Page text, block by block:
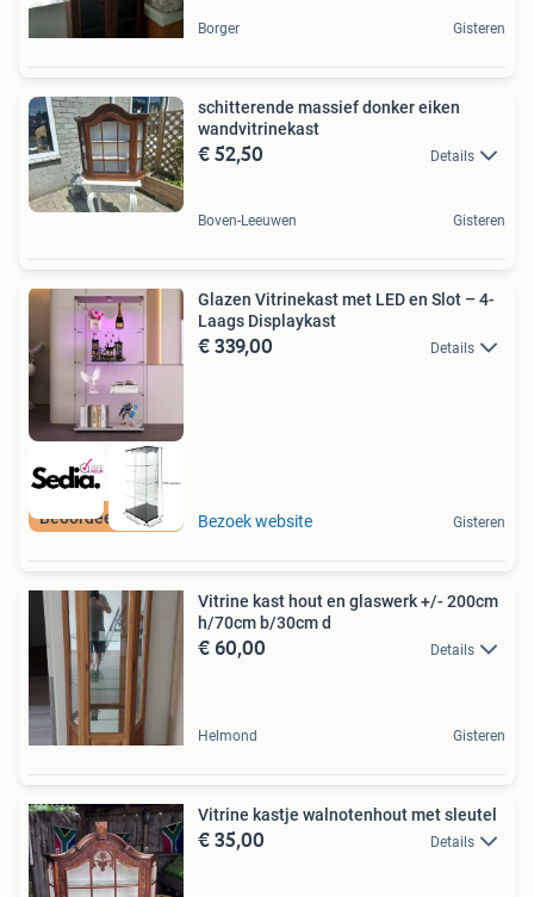
Borger Gisteren
schitterende massief donker eiken
wandvitrinekast
€ 52,50 Details
Boven-Leeuwen Gisteren
Beoordeeld met 9+
Glazen Vitrinekast met LED en Slot – 4-
Laags Displaykast
€ 339,00 Details
Bezoek website Gisteren
Vitrine kast hout en glaswerk +/- 200cm
h/70cm b/30cm d
€ 60,00 Details
Helmond Gisteren
Vitrine kastje walnotenhout met sleutel
€ 35,00 Details